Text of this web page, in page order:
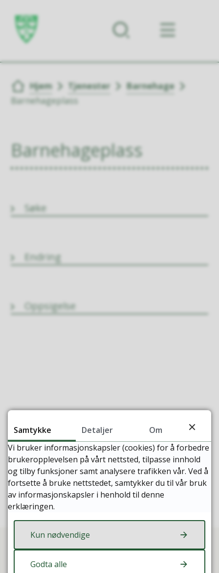
Forsiden
Du er her:
Hjem Tjenester
Barnehage
Barnehageplass
Barnehageplass
Søke
Endring
Oppsigelse
Fant du det du lette etter?
Ja Nei
Samtykke Detaljer
Om
Vi bruker informasjonskapsler (cookies) for å forbedre
brukeropplevelsen på vårt nettsted, tilpasse innhold
og tilby funksjoner samt analysere trafikken vår. Ved å
fortsette å bruke nettstedet, samtykker du til vår bruk
av informasjonskapsler i henhold til denne
erklæringen.
Kun nødvendige
Godta alle